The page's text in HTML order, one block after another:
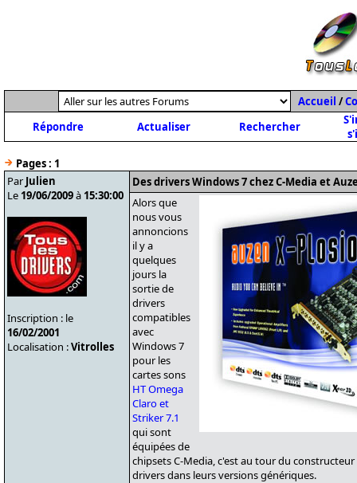
Accueil /
Répondre
Actualiser Rechercher
Pages : 1
Par Julien
Le 19/06/2009à 15:30:00
Inscription : le
16/02/2001
Localisation :Vitrolles
Des drivers Windows 7 chez C-Media et
Alors que
nous vous
annoncions
il y a
quelques
jours la
sortie de
drivers
compatibles
avec
Windows 7
pour les
cartes sons
HT Omega
Claro et
Striker 7.1
qui sont
équipées de
chipsets C-Media, c'est au tour du
drivers dans leurs versions génériques.